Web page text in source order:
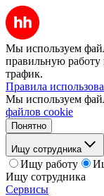
Мы используем
правильную работу
трафик.
Правила
Мы используем
файлов cookie
Понятно
Ищу сотрудника
Ищу работу
Ищу сотрудника
Сервисы